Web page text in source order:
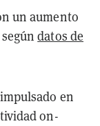
un aumento
segúndatos de
en
on-